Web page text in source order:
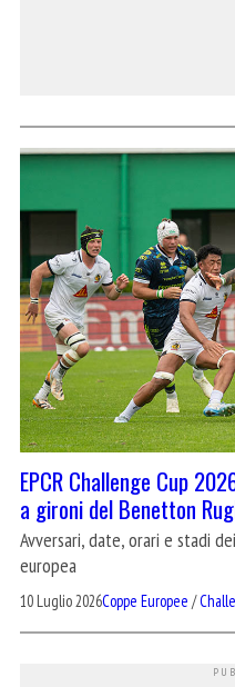
EPCR Challenge Cup
a gironi del Benetton
Avversari, date, orari e stadi
europea
10 Luglio 2026Coppe Europee /